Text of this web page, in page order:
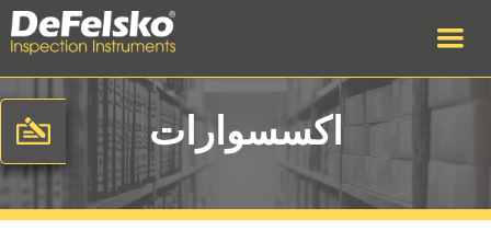
اكسسوارات